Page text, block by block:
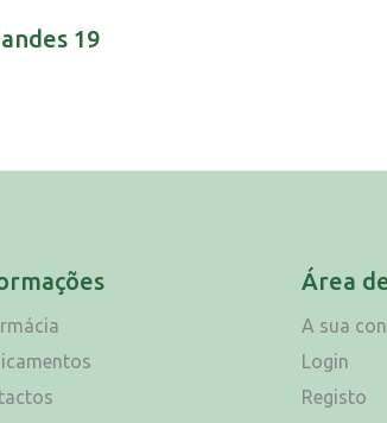
19
Área
A sua
Login
Registo